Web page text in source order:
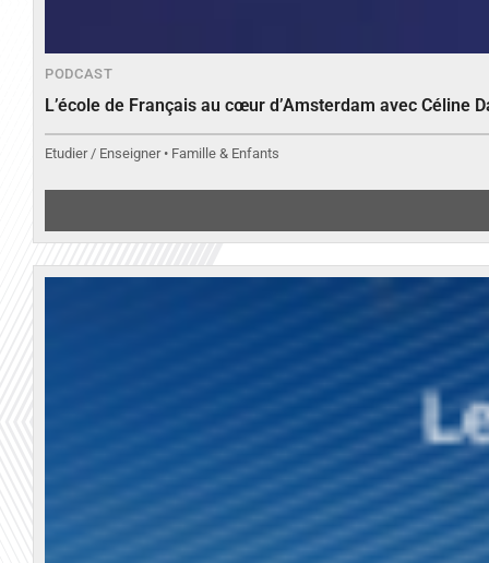
PODCAST
L’école de Français au cœur d’Amsterdam avec Céline
Etudier / Enseigner • Famille & Enfants